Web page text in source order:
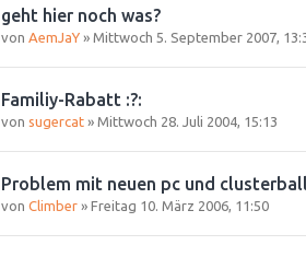
geht hier noch was?
von AemJaY » Mittwoch 5. September 2007,
Familiy-Rabatt :?:
von sugercat » Mittwoch 28. Juli 2004, 15:13
Problem mit neuen pc und
von Climber » Freitag 10. März 2006, 11:50